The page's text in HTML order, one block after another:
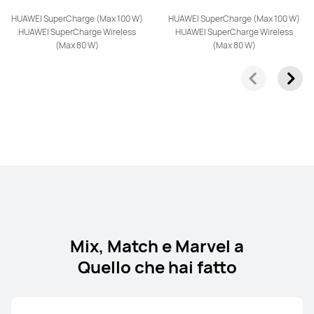
Da € 699,00
oppure 3 rate senza interessi con
Avvisami
HUAWEI SuperCharge (Max 100 W)
HUAWEI SuperCharge Wireless
(Max 80 W)
HUAWEI SuperCharge (Max 100 W)
HUAWEI SuperCharge Wireless
(Max 80 W)
Mix, Match e Marvel a
Quello che hai fatto